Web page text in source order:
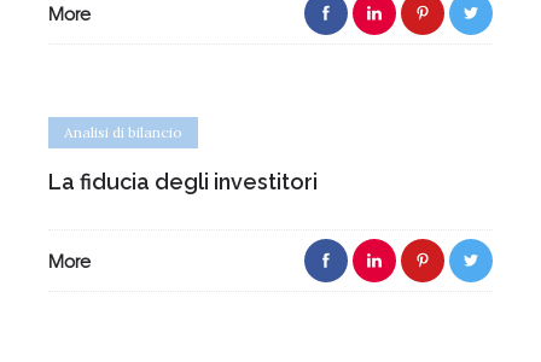
More
Analisi di bilancio
La fiducia degli investitori
More